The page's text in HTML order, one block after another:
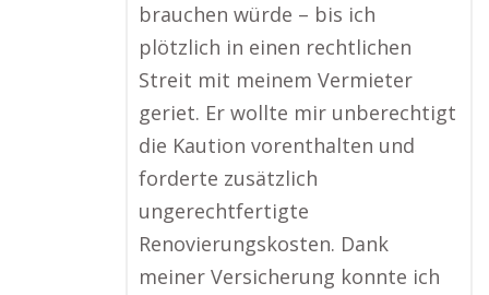
brauchen würde – bis ich
plötzlich in einen rechtlichen
Streit mit meinem Vermieter
geriet. Er wollte mir unberechtigt
die Kaution vorenthalten und
forderte zusätzlich
ungerechtfertigte
Renovierungskosten. Dank
meiner Versicherung konnte ich